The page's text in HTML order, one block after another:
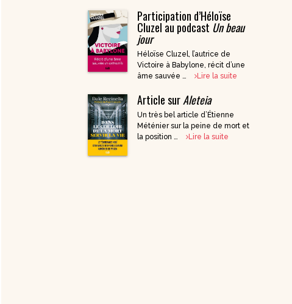
DVD Documentaires
/ Enseignements
Participation d’Héloïse
Cluzel au podcast Un beau
jour
Héloïse Cluzel, l’autrice de
Victoire à Babylone, récit d’une
âme sauvée …
Lire la suite
Article surAleteia
Un très bel article d’Étienne
Méténier sur la peine de mort et
la position …
Lire la suite